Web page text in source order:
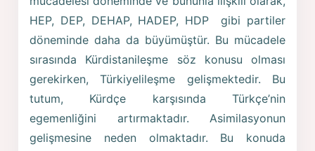
HEP, DEP, DEHAP, HADEP, HDP gibi partiler
döneminde daha da büyümüştür. Bu mücadele
sırasında Kürdistanileşme söz konusu olması
gerekirken, Türkiyelileşme gelişmektedir. Bu
tutum, Kürdçe karşısında Türkçe’nin
egemenliğini artırmaktadır. Asimilasyonun
gelişmesine neden olmaktadır. Bu konuda